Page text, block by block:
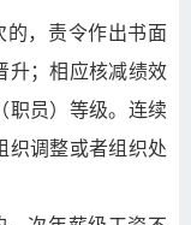
的，责令作出书面
升；相应核减绩效
职员）等级。连续
织调整或者组织处